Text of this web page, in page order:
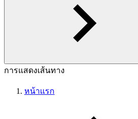
การแสดงเส้นทาง
หน้าแรก